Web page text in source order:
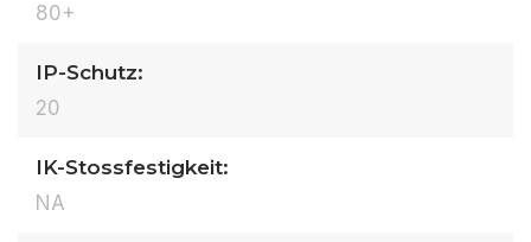
80+
IP-Schutz:
20
IK-Stossfestigkeit:
NA